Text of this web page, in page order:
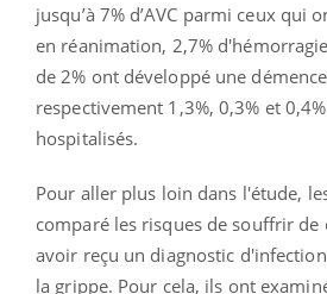
jusqu’à 7% d’AVC parmi ceux qui
en réanimation, 2,7%
de 2% ont développé une
respectivement 1,3%, 0,3% et
hospitalisés.
Pour aller plus loin dans l'étude,
comparé les risques de souffrir de
avoir reçu un diagnostic
la grippe. Pour cela, ils ont